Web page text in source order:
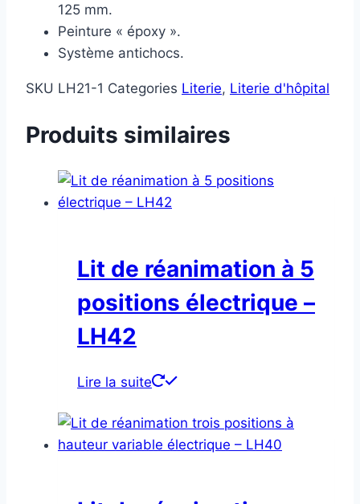
125 mm.
Peinture « époxy ».
Système antichocs.
SKU LH21-1 Categories Literie, Literie d'hôpital
Produits similaires
Lit de réanimation à 5
positions électrique –
LH42
Lire la suite